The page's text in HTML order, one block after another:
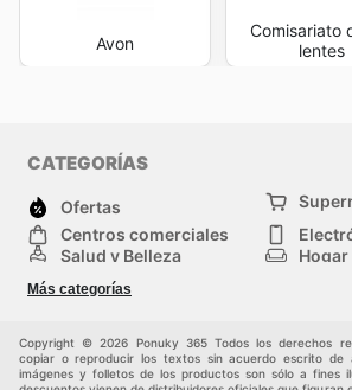
Avon
Comisariato
lentes
CATEGORÍAS
Ofertas
Centros comerciales
Salud y Belleza
Hogar
Construcción
Más categorías
Copyright © 2026 Ponuky 365 Todos los derechos
copiar o reproducir los textos sin acuerdo escrito de
imágenes y folletos de los productos son sólo a fines